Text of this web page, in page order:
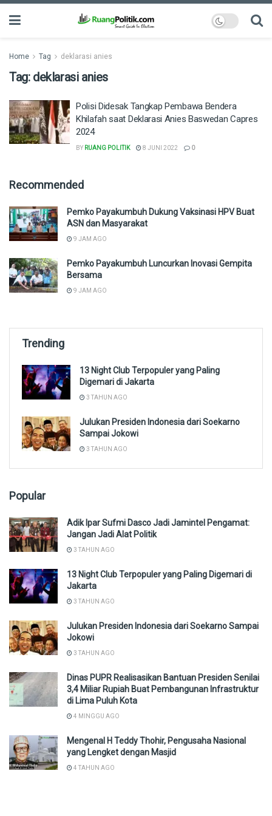
Home Tag deklarasi anies
Tag: deklarasi anies
Polisi Didesak Tangkap Pembawa Bendera
Khilafah saat Deklarasi Anies Baswedan Capres
2024
BY RUANG POLITIK 8 JUNI 2022 0
Recommended
Pemko Payakumbuh Dukung Vaksinasi HPV Buat
ASN dan Masyarakat
9 JAM AGO
Pemko Payakumbuh Luncurkan Inovasi Gempita
Bersama
9 JAM AGO
Trending
13 Night Club Terpopuler yang Paling
Digemari di Jakarta
3 TAHUN AGO
Julukan Presiden Indonesia dari Soekarno
Sampai Jokowi
3 TAHUN AGO
Popular
Adik Ipar Sufmi Dasco Jadi Jamintel Pengamat:
Jangan Jadi Alat Politik
3 TAHUN AGO
13 Night Club Terpopuler yang Paling Digemari di
Jakarta
3 TAHUN AGO
Julukan Presiden Indonesia dari Soekarno Sampai
Jokowi
3 TAHUN AGO
Dinas PUPR Realisasikan Bantuan Presiden Senilai
3,4 Miliar Rupiah Buat Pembangunan Infrastruktur
di Lima Puluh Kota
4 MINGGU AGO
Mengenal H Teddy Thohir, Pengusaha Nasional
yang Lengket dengan Masjid
4 TAHUN AGO